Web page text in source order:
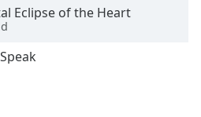
Eclipse of the Heart